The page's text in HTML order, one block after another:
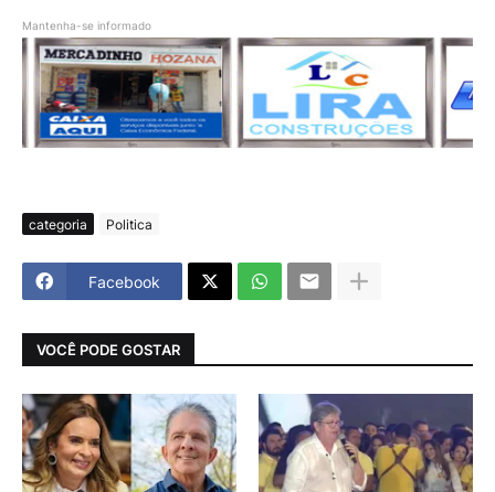
Mantenha-se informado
categoria Politica
Facebook
VOCÊ PODE GOSTAR